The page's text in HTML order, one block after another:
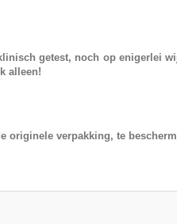
getest, noch op enigerlei
alleen!
originele verpakking, te